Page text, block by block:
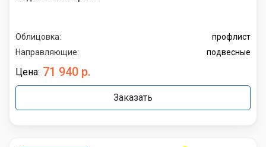
Облицовка:
профлист
Направляющие:
подвесные
Цена: 71 940 р.
Заказать